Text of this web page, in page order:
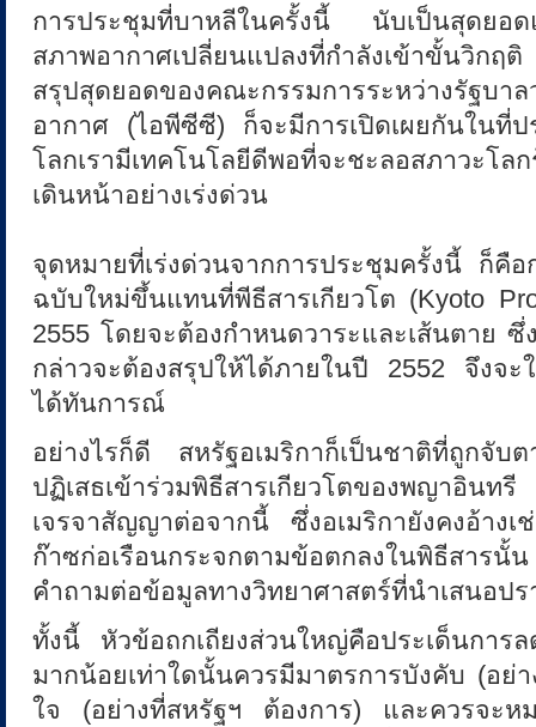
ก
อ
น
การประชุมที่บาหลีในครั้งนี้ นับเป็นสุดยอด
สภาพอากาศเปลี่ยนแปลงที่กำลังเข้าขั้นวิก
สรุปสุดยอดของคณะกรรมการระหว่างรัฐบา
อากาศ (ไอพีซีซี) ก็จะมีการเปิดเผยกันในที่
โลกเรามีเทคโนโลยีดีพอที่จะชะลอสภาวะโ
เดินหน้าอย่างเร่งด่วน
จุดหมายที่เร่งด่วนจากการประชุมครั้งนี้ ก็คือ
ฉบับใหม่ขึ้นแทนที่พีธีสารเกียวโต (Kyoto
2555 โดยจะต้องกำหนดวาระและเส้นตาย
กล่าวจะต้องสรุปให้ได้ภายในปี 2552 จึงจะ
ได้ทันการณ์
อย่างไรก็ดี สหรัฐอเมริกาก็เป็นชาติที่ถูกจับ
ปฏิเสธเข้าร่วมพิธีสารเกียวโตของพญาอิ
เจรจาสัญญาต่อจากนี้ ซึ่งอเมริกายังคงอ้างเ
ก๊าซก่อเรือนกระจกตามข้อตกลงในพิธีสารนั้
คำถามต่อข้อมูลทางวิทยาศาสตร์ที่นำเสนอป
ทั้งนี้ หัวข้อถกเถียงส่วนใหญ่คือประเด็นการล
มากน้อยเท่าใดนั้นควรมีมาตรการบังคับ (อย่
ใจ (อย่างที่สหรัฐฯ ต้องการ) และควรจะห